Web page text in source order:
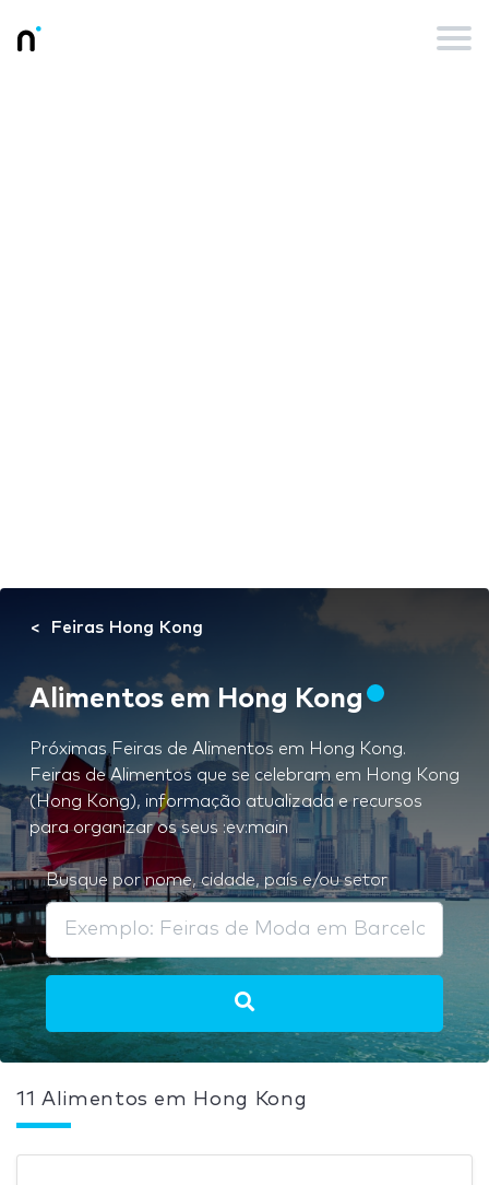
Feiras Hong Kong
Alimentos em Hong Kong
Próximas Feiras de Alimentos em Hong Kong.
Feiras de Alimentos que se celebram em Hong Kong
(Hong Kong), informação atualizada e recursos
para organizar os seus :ev:main
Busque por nome, cidade, país e/ou setor
11 Alimentos em Hong Kong